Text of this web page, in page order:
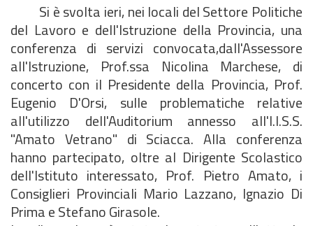
Si è svolta ieri, nei locali del Settore Politiche
del Lavoro e dell'Istruzione della Provincia, una
conferenza di servizi convocata,dall'Assessore
all'Istruzione, Prof.ssa Nicolina Marchese, di
concerto con il Presidente della Provincia, Prof.
Eugenio D'Orsi, sulle problematiche relative
all'utilizzo dell'Auditorium annesso all'I.I.S.S.
"Amato Vetrano" di Sciacca. Alla conferenza
hanno partecipato, oltre al Dirigente Scolastico
dell'Istituto interessato, Prof. Pietro Amato, i
Consiglieri Provinciali Mario Lazzano, Ignazio Di
Prima e Stefano Girasole.